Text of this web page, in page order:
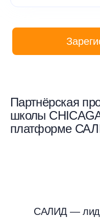
Партнёрская
школы
платформе
САЛИД —